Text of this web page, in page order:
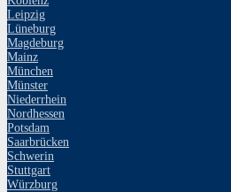
Leipzig
Lüneburg
Magdeburg
Mainz
München
Münster
Niederrhein
Nordhessen
Potsdam
Saarbrücken
Schwerin
Stuttgart
Würzburg